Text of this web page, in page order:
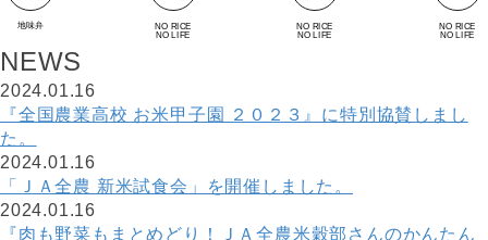
地味弁
NO RICE
NO LIFE
NO RICE
NO LIFE
NO RICE
NO LIFE
NEWS
2024.01.16
『全国農業高校 お米甲子園 ２０２３』に特別協賛しまし
た。
2024.01.16
「ＪＡ全農 新米試食会」を開催しました。
2024.01.16
『肉も野菜もまとめどり！ＪＡ全農米穀部さんのかんたん